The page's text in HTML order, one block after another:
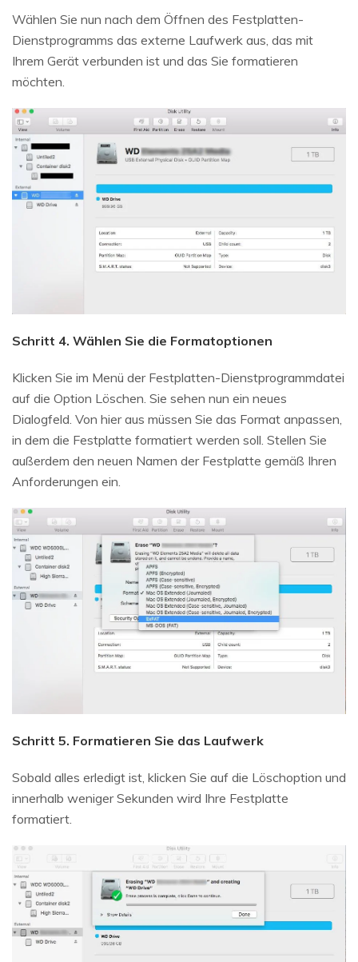
Wählen Sie nun nach dem Öffnen des Festplatten-
Dienstprogramms das externe Laufwerk aus, das mit
Ihrem Gerät verbunden ist und das Sie formatieren
möchten.
Schritt 4. Wählen Sie die Formatoptionen
Klicken Sie im Menü der Festplatten-Dienstprogrammdatei
auf die Option Löschen. Sie sehen nun ein neues
Dialogfeld. Von hier aus müssen Sie das Format anpassen,
in dem die Festplatte formatiert werden soll. Stellen Sie
außerdem den neuen Namen der Festplatte gemäß Ihren
Anforderungen ein.
Schritt 5. Formatieren Sie das Laufwerk
Sobald alles erledigt ist, klicken Sie auf die Löschoption und
innerhalb weniger Sekunden wird Ihre Festplatte
formatiert.